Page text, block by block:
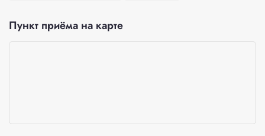
Пункт приёма на карте